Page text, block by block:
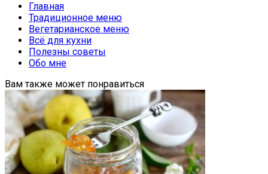
Главная
Традиционное меню
Вегетарианское меню
Всё для кухни
Полезны советы
Обо мне
Вам также может понравиться